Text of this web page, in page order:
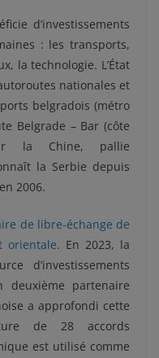
d’investissements
: les transports,
la technologie. L’État
nationales et
belgradois (métro
Belgrade – Bar (côte
la Chine, pallie
la Serbie depuis
2006.
de libre-échange de
orientale. En 2023, la
d’investissements
partenaire
a approfondi cette
de 28 accords
est utilisé comme